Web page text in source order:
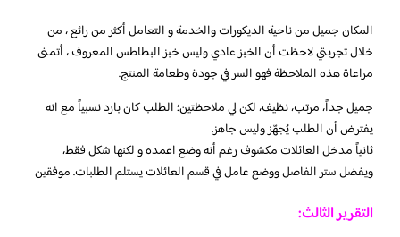
المكان جميل من ناحية الديكورات والخدمة و التعامل أكثر من رائع ، من
خلال تجربتي لاحظت أن الخبز عادي وليس خبز البطاطس المعروف ، أتمنى
مراعاة هذه الملاحظة فهو السر في جودة وطعامة المنتج.
جميل جداً، مرتب، نظيف، لكن لي ملاحظتين؛ الطلب كان بارد نسبياً مع انه
يفترض أن الطلب يُجهّز وليس جاهز.
ثانياً مدخل العائلات مكشوف رغم أنه وضع اعمده و لكنها شكل فقط،
ويفضل ستر الفاصل ووضع عامل في قسم العائلات يستلم الطلبات. موفقين
التقرير الثالث: